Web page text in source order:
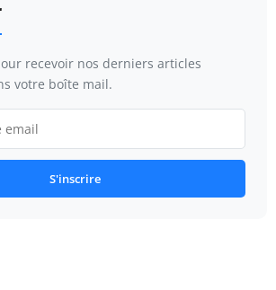
recevoir nos derniers articles
votre boîte mail.
S'inscrire